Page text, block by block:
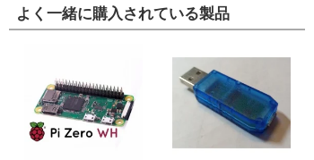
よく一緒に購入されている製品